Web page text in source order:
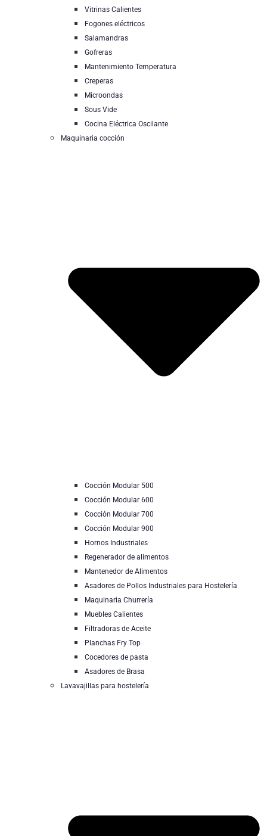
Vitrinas Calientes
Fogones eléctricos
Salamandras
Gofreras
Mantenimiento Temperatura
Creperas
Microondas
Sous Vide
Cocina Eléctrica Oscilante
Maquinaria cocción
Cocción Modular 500
Cocción Modular 600
Cocción Modular 700
Cocción Modular 900
Hornos Industriales
Regenerador de alimentos
Mantenedor de Alimentos
Asadores de Pollos Industriales para Hostelería
Maquinaria Churrería
Muebles Calientes
Filtradoras de Aceite
Planchas Fry Top
Cocedores de pasta
Asadores de Brasa
Lavavajillas para hostelería